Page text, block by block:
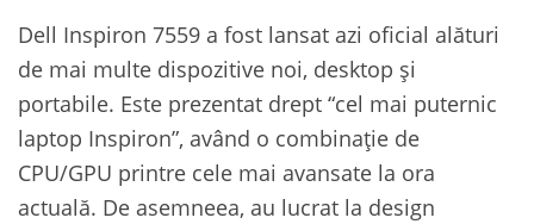
Dell Inspiron 7559 a fost lansat azi oficial alături
de mai multe dispozitive noi, desktop și
portabile. Este prezentat drept “cel mai puternic
laptop Inspiron”, având o combinație de
CPU/GPU printre cele mai avansate la ora
actuală. De asemneea, au lucrat la design